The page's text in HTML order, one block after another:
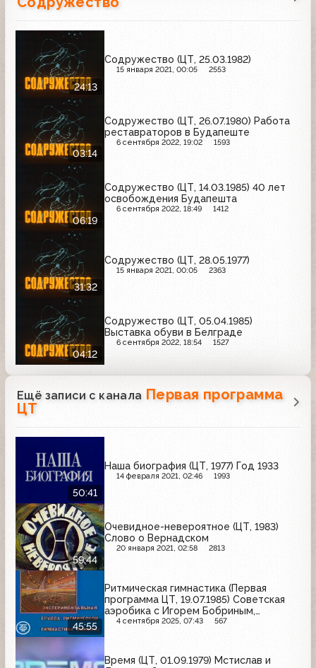
24:13
Содружество (ЦТ, 25.03.1982)
15 января 2021, 00:05 2553
03:14
Содружество (ЦТ, 26.07.1980) Работа
реставраторов в Будапеште
6 сентября 2022, 19:02 1593
06:19
Содружество (ЦТ, 14.03.1985) 40 лет
освобождения Будапешта
6 сентября 2022, 18:49 1412
31:32
Содружество (ЦТ, 28.05.1977)
15 января 2021, 00:05 2363
04:12
Содружество (ЦТ, 05.04.1985)
Выставка обуви в Белграде
6 сентября 2022, 18:54 1527
Ещё записи с канала Первая программа
ЦТ
50:41
Наша биография (ЦТ, 1977) Год 1933
14 февраля 2021, 02:46 1993
59:44
Очевидное-невероятное (ЦТ, 1983)
Слово о Вернадском
20 января 2021, 02:58 2813
45:55
Ритмическая гимнастика (Первая
программа ЦТ, 19.07.1985) Советская
аэробика с Игорем Бобриным,
балетом А. Пугачевой
4 сентября 2025, 07:43 567
Время (ЦТ, 01.09.1979) Мстислав и